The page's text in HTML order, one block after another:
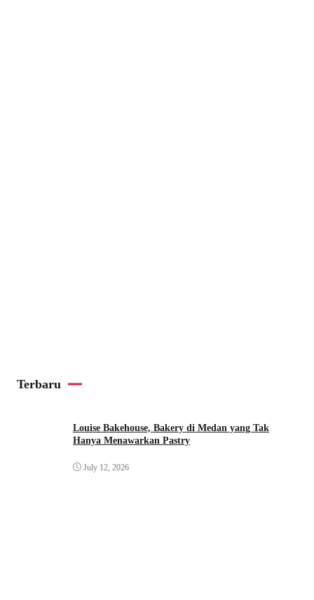
Terbaru
Louise Bakehouse, Bakery di Medan yang Tak
Hanya Menawarkan Pastry
July 12, 2026